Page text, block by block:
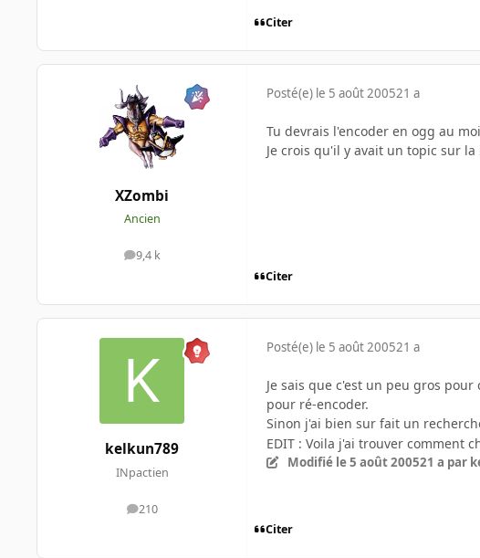
Citer
XZombi
Ancien
9,4 k
messages
Posté(e) le 5 août 200521 a
Tu devrais l'encoder en ogg au
Je crois qu'il y avait un topic sur
Citer
kelkun789
INpactien
210
messages
Posté(e) le 5 août 200521 a
Je sais que c'est un peu gros
pour ré-encoder.
Sinon j'ai bien sur fait un
EDIT : Voila j'ai trouver comment
Modifié le 5 août 200521 a par
Citer